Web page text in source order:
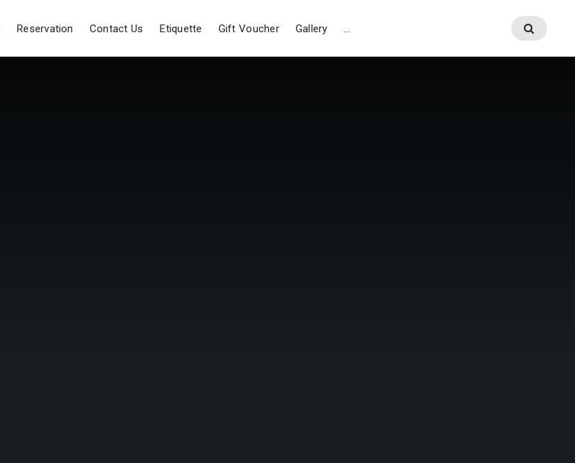
Reservation Contact Us Etiquette Gift Voucher Gallery …